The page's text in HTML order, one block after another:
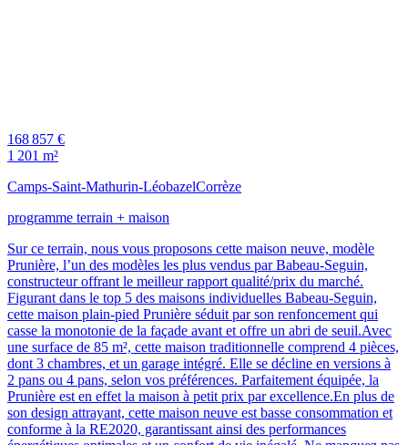
168 857 €
1 201 m²
Camps-Saint-Mathurin-LéobazelCorrèze
programme terrain + maison
Sur ce terrain, nous vous proposons cette maison neuve, modèle
Prunière, l’un des modèles les plus vendus par Babeau-Seguin,
constructeur offrant le meilleur rapport qualité/prix du marché.
Figurant dans le top 5 des maisons individuelles Babeau-Seguin,
cette maison plain-pied Prunière séduit par son renfoncement qui
casse la monotonie de la façade avant et offre un abri de seuil.Avec
une surface de 85 m², cette maison traditionnelle comprend 4 pièces,
dont 3 chambres, et un garage intégré. Elle se décline en versions à
2 pans ou 4 pans, selon vos préférences. Parfaitement équipée, la
Prunière est en effet la maison à petit prix par excellence.En plus de
son design attrayant, cette maison neuve est basse consommation et
conforme à la RE2020, garantissant ainsi des performances